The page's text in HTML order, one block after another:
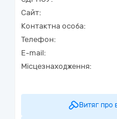
Сайт:
Контактна особа:
Телефон:
E-mail:
Місцезнаходження:
Витяг про